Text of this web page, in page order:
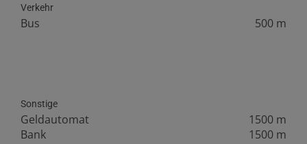
Verkehr
Bus 500 m
Sonstige
Geldautomat
1500 m
Bank
1500 m